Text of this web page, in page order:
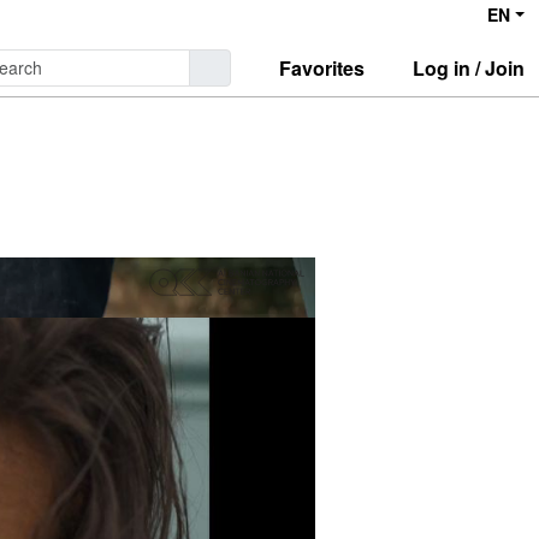
EN
Favorites Log in / Join